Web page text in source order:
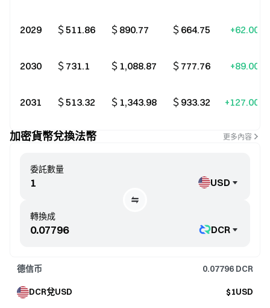
2029 ＄511.86 ＄890.77 ＄664.75 +62.00%
2030 ＄731.1 ＄1,088.87 ＄777.76 +89.00%
2031 ＄513.32 ＄1,343.98 ＄933.32 +127.00%
加密貨幣兌換法幣 更多內容
轉換成
DCR
委託數量
USD
德信币 0.07796 DCR
DCR兌USD $1USD